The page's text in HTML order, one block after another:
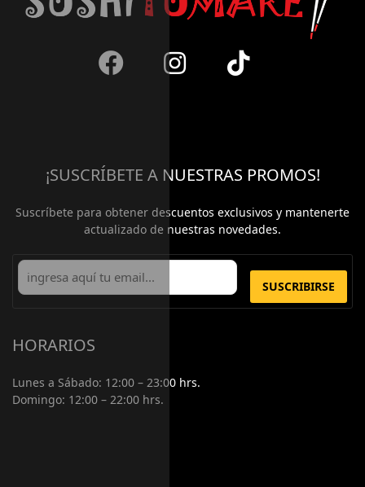
HORARIOS
Lunes a Sábado: 12:00 – 23:00 hrs.
Domingo: 12:00 – 22:00 hrs.
¡SUSCRÍBETE A NUESTRAS PROMOS!
Suscríbete para obtener descuentos exclusivos y mantenerte
actualizado de nuestras novedades.
SUSCRIBIRSE